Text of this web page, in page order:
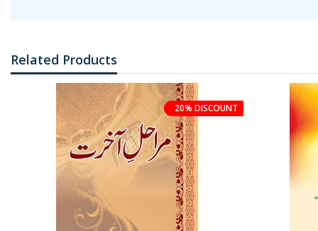
Related Products
20% DISCOUNT